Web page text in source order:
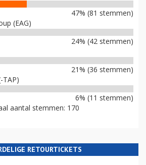
47% (81 stemmen)
(EAG)
24% (42 stemmen)
21% (36 stemmen)
TAP)
6% (11 stemmen)
aantal stemmen: 170
RETOURTICKETS